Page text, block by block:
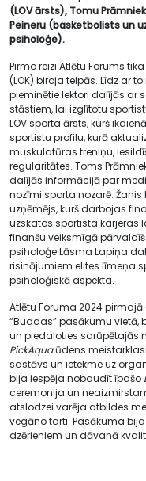
(LOV ārsts), Tomu
Peineru (basketbolists un
psiholoģe).
Pirmo reizi Atlētu Forums
(LOK) biroja telpās. Līdz ar
pieminētie lektori dalījās ar
stāstiem, lai izglītotu
LOV sporta ārsts, kurš
sportistu profilu, kurā
muskulatūras treniņu,
regularitātes. Toms
dalījās informācijā par
nozīmi sporta nozarē. Žanis
uzņēmējs, kurš darbojas
uzskatos sportista karjeras
finanšu veiksmīgā
psiholoģe Lāsma Lapiņa
risinājumiem elites līmeņa
psiholoģiskā aspekta.
Atlētu Foruma 2024
“Buddas” pasākumu vietā,
un piedaloties sarūpētajās
PickAquaūdens
sastāvs un ietekme uz
bija iespēja nobaudīt īpašo
ceremonija un
atslodzei varēja atbildes
vegāno tarti. Pasākuma
dzērieniem un dāvanā